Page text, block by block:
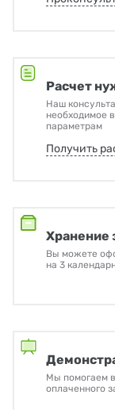
Расчет
Наш
необходимое
параметрам
Получить
Хранение
Вы можете
на 3
Мы помогаем
оплаченного